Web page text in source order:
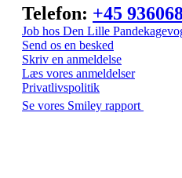
Telefon: +45
Job hos Den Lille
Send os en besked
Skriv en anmeldelse
Læs vores anmeldelser
Privatlivspolitik
Se vores Smiley rapport